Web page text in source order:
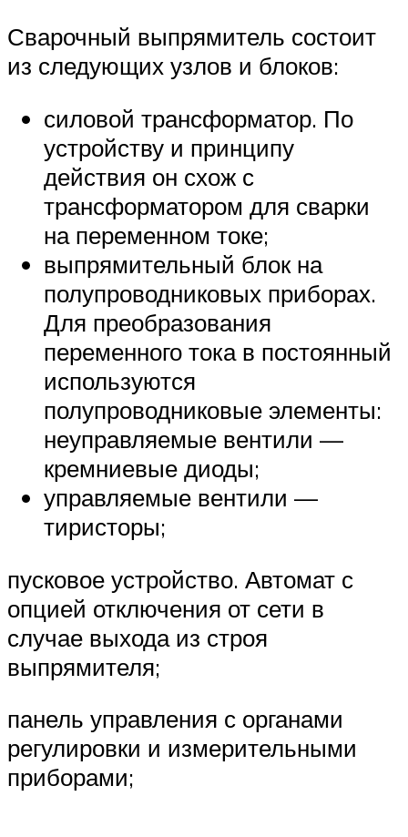
Сварочный выпрямитель состоит
из следующих узлов и блоков:
силовой трансформатор. По
устройству и принципу
действия он схож с
трансформатором для сварки
на переменном токе;
выпрямительный блок на
полупроводниковых приборах.
Для преобразования
переменного тока в постоянный
используются
полупроводниковые элементы:
неуправляемые вентили —
кремниевые диоды;
управляемые вентили —
тиристоры;
пусковое устройство. Автомат с
опцией отключения от сети в
случае выхода из строя
выпрямителя;
панель управления с органами
регулировки и измерительными
приборами;